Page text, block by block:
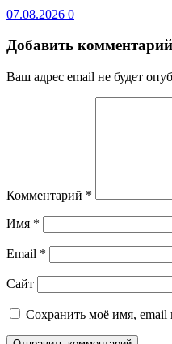
07.08.2026 0
Добавить комментарий
Ваш адрес email не будет
Комментарий *
Имя *
Email *
Сайт
Сохранить моё имя, email